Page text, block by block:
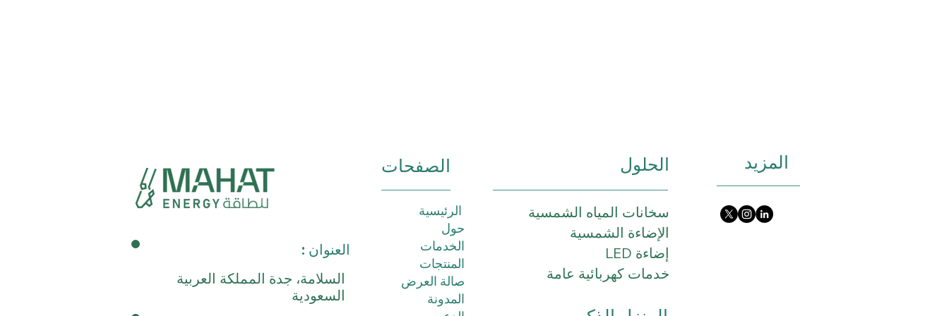
العنوان :
السلامة، جدة المملكة العربية
السعودية
الصفحات
الرئيسية
حول
الخدمات
المنتجات
صالة العرض
المدونة
الحلول
سخانات المياه الشمسية
الإضاءة الشمسية
إضاءة LED
خدمات كهربائية عامة
المزيد